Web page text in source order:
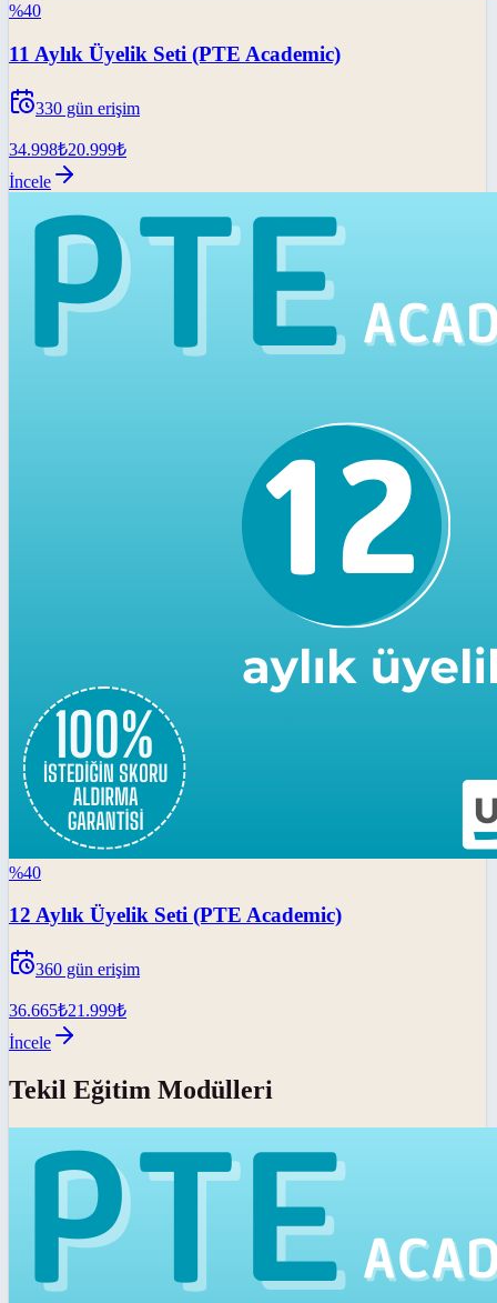
%40
11 Aylık Üyelik Seti (PTE Academic)
330 gün erişim
34.998₺20.999₺
İncele
%40
12 Aylık Üyelik Seti (PTE Academic)
360 gün erişim
36.665₺21.999₺
İncele
Tekil Eğitim Modülleri